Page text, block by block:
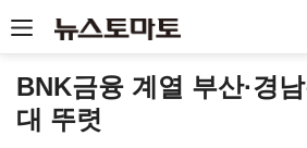
BNK금융 계열 부산·경
대 뚜렷